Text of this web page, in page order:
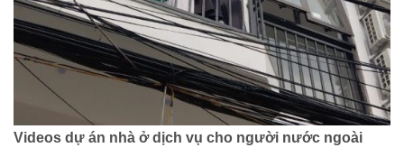
Videos dự án nhà ở dịch vụ cho người nước ngoài